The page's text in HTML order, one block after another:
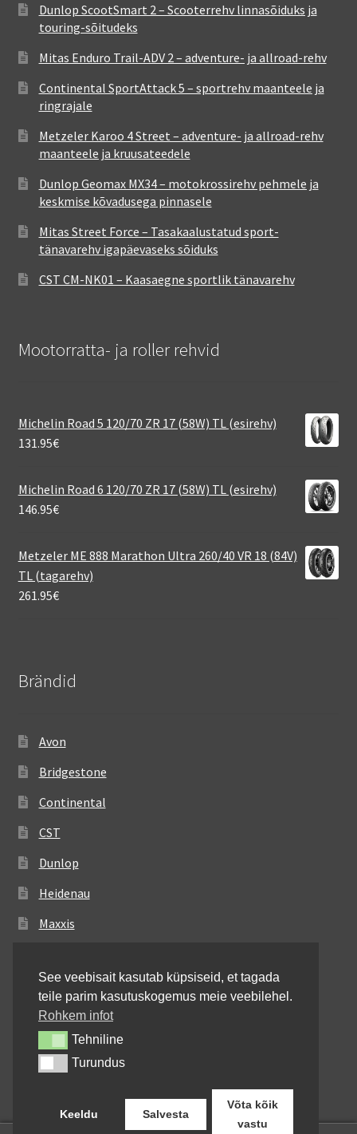
Dunlop ScootSmart 2 – Scooterrehv linnasõiduks ja
touring-sõitudeks
Mitas Enduro Trail-ADV 2 – adventure- ja allroad-rehv
Continental SportAttack 5 – sportrehv maanteele ja
ringrajale
Metzeler Karoo 4 Street – adventure- ja allroad-rehv
maanteele ja kruusateedele
Dunlop Geomax MX34 – motokrossirehv pehmele ja
keskmise kõvadusega pinnasele
Mitas Street Force – Tasakaalustatud sport-
tänavarehv igapäevaseks sõiduks
CST CM-NK01 – Kaasaegne sportlik tänavarehv
Mootorratta- ja roller rehvid
Michelin Road 5 120/70 ZR 17 (58W) TL (esirehv)
131.95€
Michelin Road 6 120/70 ZR 17 (58W) TL (esirehv)
146.95€
Metzeler ME 888 Marathon Ultra 260/40 VR 18 (84V)
TL (tagarehv)
261.95€
Brändid
Avon
Bridgestone
Continental
CST
Dunlop
Heidenau
Maxxis
Michelin
Mitas
Pirelli
Shinko
See veebisait kasutab küpsiseid, et tagada
teile parim kasutuskogemus meie veebilehel.
Rohkem infot
TehnilineTehniline
TurundusTurundus
Keeldu Salvesta
Võta kõik
vastu